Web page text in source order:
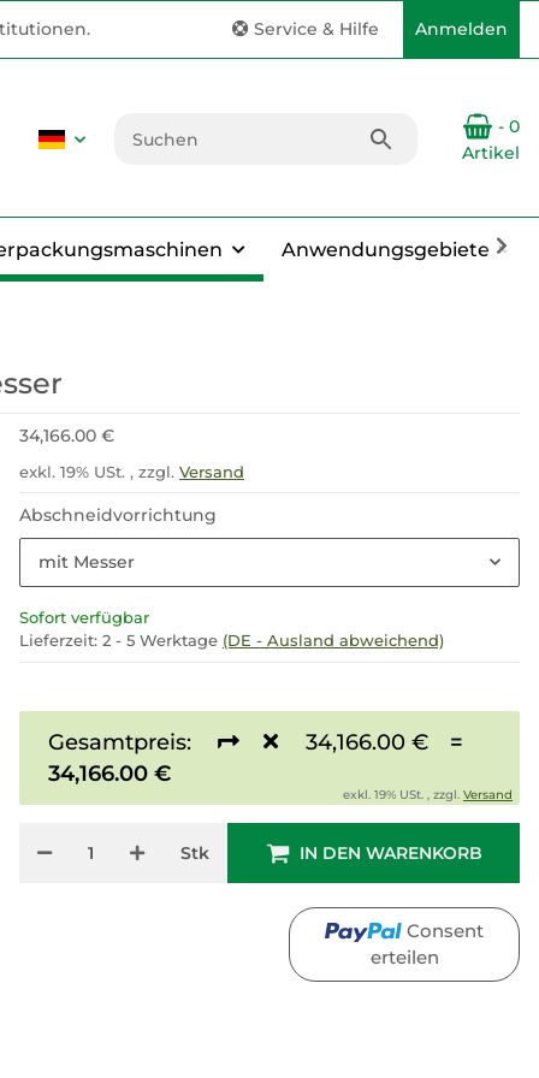
Service & Hilfe Anmelden
- 0
Artikel
Anwendungsgebiete
Sofort verfügbar
Lieferzeit: 2 - 5 Werktage (DE - Ausland abweichend)
34,166.00 €
exkl. 19% USt. , zzgl. Versand
Abschneidvorrichtung
mit Messer
Gesamtpreis: 34,166.00 €
=
34,166.00 €
exkl. 19% USt. , zzgl. Versand
Stk IN DEN WARENKORB
Consent
erteilen